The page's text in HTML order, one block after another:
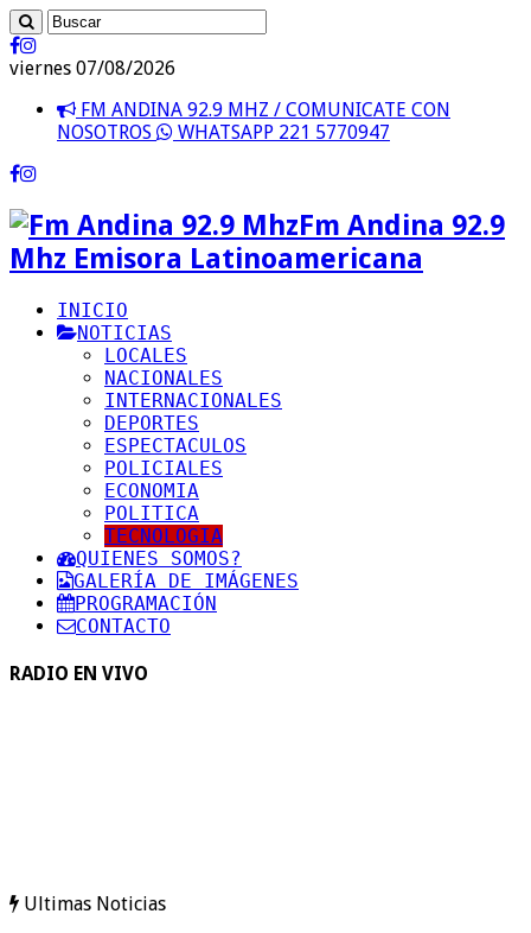
viernes 07/08/2026
FM ANDINA 92.9 MHZ / COMUNICATE CON
NOSOTROS
WHATSAPP 221 5770947
Fm Andina 92.9
Mhz Emisora Latinoamericana
INICIO
NOTICIAS
LOCALES
NACIONALES
INTERNACIONALES
DEPORTES
ESPECTACULOS
POLICIALES
ECONOMIA
POLITICA
TECNOLOGIA
QUIENES SOMOS?
GALERÍA DE IMÁGENES
PROGRAMACIÓN
CONTACTO
RADIO EN VIVO
Ultimas Noticias